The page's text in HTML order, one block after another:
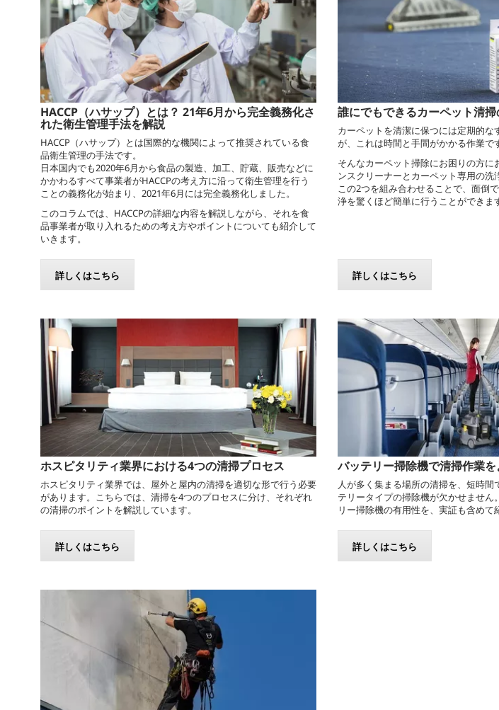
HACCP（ハサップ）とは？ 21年6月から完全義務化さ
れた衛生管理手法を解説
HACCP（ハサップ）とは国際的な機関によって推奨されている食
品衛生管理の手法です。
日本国内でも2020年6月から食品の製造、加工、貯蔵、販売などに
かかわるすべて事業者がHACCPの考え方に沿って衛生管理を行う
ことの義務化が始まり、2021年6月には完全義務化しました。
このコラムでは、HACCPの詳細な内容を解説しながら、それを食
品事業者が取り入れるための考え方やポイントについても紹介して
いきます。
詳しくはこちら
誰にでもできるカーペット清掃
カーペットを清潔に保つには定期的な
が、これは時間と手間がかかる作業で
そんなカーペット掃除にお困りの方に
ンスクリーナーとカーペット専用の洗
この2つを組み合わせることで、面倒
浄を驚くほど簡単に行うことができま
詳しくはこちら
ホスピタリティ業界における4つの清掃プロセス
ホスピタリティ業界では、屋外と屋内の清掃を適切な形で行う必要
があります。こちらでは、清掃を4つのプロセスに分け、それぞれ
の清掃のポイントを解説しています。
詳しくはこちら
バッテリー掃除機で清掃作業
人が多く集まる場所の清掃を、短時間
テリータイプの掃除機が欠かせません
リー掃除機の有用性を、実証も含めて
詳しくはこちら